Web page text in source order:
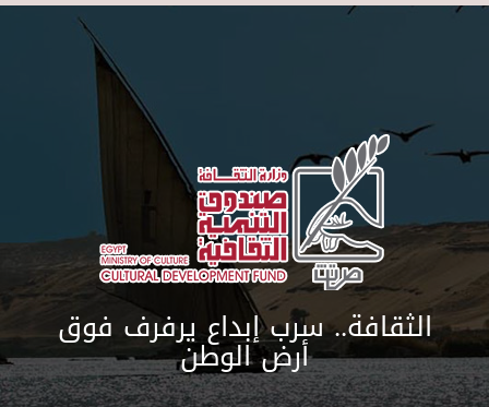
Skip to main content
الثقافة.. سرب إبداع يرفرف فوق
أرض الوطن